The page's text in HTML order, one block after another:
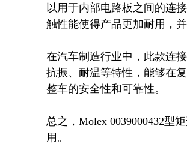
以用于内部电路板之间的连
触性能使得产品更加耐用，
在汽车制造行业中，此款连
抗振、耐温等特性，能够在
整车的安全性和可靠性。
总之，Molex 0039000432型
用。